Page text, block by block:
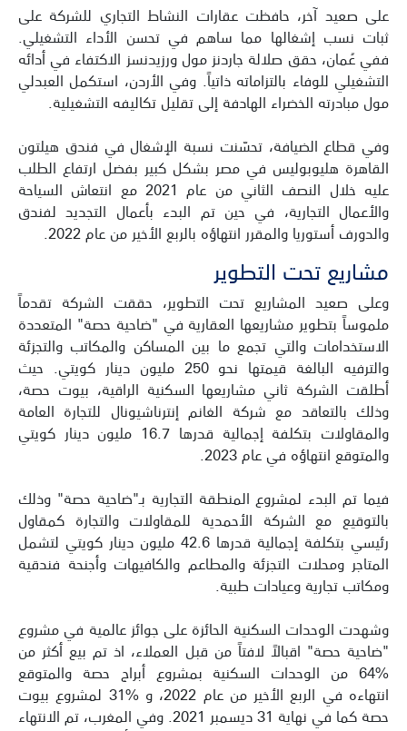
على صعيد آخر، حافظت عقارات النشاط التجاري للشركة على
ثبات نسب إشغالها مما ساهم في تحسن الأداء التشغيلي.
ففي عُمان، حقق صلالة جاردنز مول ورزيدنسز الاكتفاء في أدائه
التشغيلي للوفاء بالتزاماته ذاتياً. وفي الأردن، استكمل العبدلي
مول مبادرته الخضراء الهادفة إلى تقليل تكاليفه التشغيلية.
وفي قطاع الضيافة، تحسّنت نسبة الإشغال في فندق هيلتون
القاهرة هليوبوليس في مصر بشكل كبير بفضل ارتفاع الطلب
عليه خلال النصف الثاني من عام 2021 مع انتعاش السياحة
والأعمال التجارية، في حين تم البدء بأعمال التجديد لفندق
والدورف أستوريا والمقرر انتهاؤه بالربع الأخير من عام 2022.
مشاريع تحت التطوير
وعلى صعيد المشاريع تحت التطوير، حققت الشركة تقدماً
ملموساً بتطوير مشاريعها العقارية في "ضاحية حصة" المتعددة
الاستخدامات والتي تجمع ما بين المساكن والمكاتب والتجزئة
والترفيه البالغة قيمتها نحو 250 مليون دينار كويتي. حيث
أطلقت الشركة ثاني مشاريعها السكنية الراقية، بيوت حصة،
وذلك بالتعاقد مع شركة الغانم إنترناشيونال للتجارة العامة
والمقاولات بتكلفة إجمالية قدرها 16.7 مليون دينار كويتي
والمتوقع انتهاؤه في عام 2023.
فيما تم البدء لمشروع المنطقة التجارية بـ"ضاحية حصة" وذلك
بالتوقيع مع الشركة الأحمدية للمقاولات والتجارة كمقاول
رئيسي بتكلفة إجمالية قدرها 42.6 مليون دينار كويتي لتشمل
المتاجر ومحلات التجزئة والمطاعم والكافيهات وأجنحة فندقية
ومكاتب تجارية وعيادات طبية.
وشهدت الوحدات السكنية الحائزة على جوائز عالمية في مشروع
"ضاحية حصة" اقبالاً لافتاً من قبل العملاء، اذ تم بيع أكثر من
%64 من الوحدات السكنية بمشروع أبراج حصة والمتوقع
انتهاءه في الربع الأخير من عام 2022، و %31 لمشروع بيوت
حصة كما في نهاية 31 ديسمبر 2021. وفي المغرب، تم الانتهاء